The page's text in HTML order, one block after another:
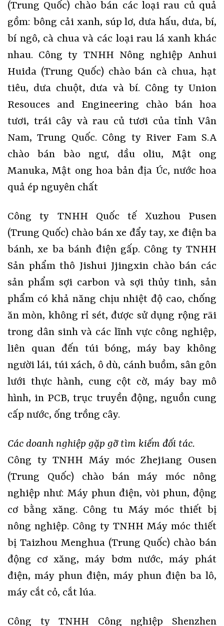
(Trung Quốc) chào bán các loại rau củ quả
gồm: bông cải xanh, súp lơ, dưa hấu, dưa, bí,
bí ngô, cà chua và các loại rau lá xanh khác
nhau. Công ty TNHH Nông nghiệp Anhui
Huida (Trung Quốc) chào bán cà chua, hạt
tiêu, dưa chuột, dưa và bí. Công ty Union
Resouces and Engineering chào bán hoa
tươi, trái cây và rau củ tươi của tỉnh Vân
Nam, Trung Quốc. Công ty River Fam S.A
chào bán bào ngư, dầu oliu, Mật ong
Manuka, Mật ong hoa bản địa Úc, nước hoa
quả ép nguyên chất
Công ty TNHH Quốc tế Xuzhou Pusen
(Trung Quốc) chào bán xe đẩy tay, xe điện ba
bánh, xe ba bánh điện gấp. Công ty TNHH
Sản phẩm thô Jishui Jjingxin chào bán các
sản phẩm sợi carbon và sợi thủy tinh, sản
phẩm có khả năng chịu nhiệt độ cao, chống
ăn mòn, không rỉ sét, được sử dụng rộng rãi
trong dân sinh và các lĩnh vực công nghiệp,
liên quan đến túi bóng, máy bay không
người lái, túi xách, ô dù, cánh buồm, sân gôn
lưới thực hành, cung cột cờ, máy bay mô
hình, in PCB, trục truyền động, nguồn cung
cấp nước, ống trồng cây.
Các doanh nghiệp gặp gỡ tìm kiếm đối tác.
Công ty TNHH Máy móc Zhejiang Ousen
(Trung Quốc) chào bán máy móc nông
nghiệp như: Máy phun điện, vòi phun, động
cơ bằng xăng. Công tu Máy móc thiết bị
nông nghiệp. Công ty TNHH Máy móc thiết
bị Taizhou Menghua (Trung Quốc) chào bán
động cơ xăng, máy bơm nước, máy phát
điện, máy phun điện, máy phun điện ba lô,
máy cắt cỏ, cắt lúa.
Công ty TNHH Công nghiệp Shenzhen